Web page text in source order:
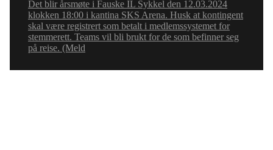
Det blir årsmøte i Fauske IL Sykkel den 12.03.2024
klokken 18:00 i kantina SKS Arena. Husk at kontingent
skal være registrert som betalt i medlemssystemet for
stemmerett. Teams vil bli brukt for de som befinner seg
på reise. (Meld